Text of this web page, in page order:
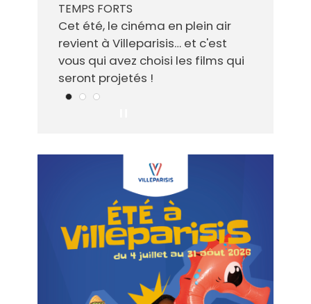
TEMPS FORTS
Cet été, le cinéma en plein air
revient à Villeparisis… et c'est
vous qui avez choisi les films qui
seront projetés !
TEMPS FORTS
Cet été, le cinéma en plein air
revient à Villeparisis… et c'est
vous qui avez choisi les films qui
seront projetés !